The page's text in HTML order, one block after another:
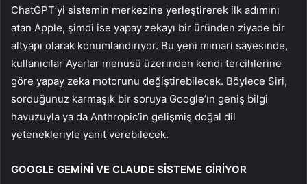
ChatGPT’yi sistemin merkezine yerleştirerek ilk adımını
atan Apple, şimdi ise yapay zekayı bir üründen ziyade bir
altyapı olarak konumlandırıyor. Bu yeni mimari sayesinde,
kullanıcılar Ayarlar menüsü üzerinden kendi tercihlerine
göre yapay zeka motorunu değiştirebilecek. Böylece Siri,
sorduğunuz karmaşık bir soruya Google’ın geniş bilgi
havuzuyla ya da Anthropic’in gelişmiş doğal dil
yetenekleriyle yanıt verebilecek.
GOOGLE GEMİNİ VE CLAUDE SİSTEME GİRİYOR